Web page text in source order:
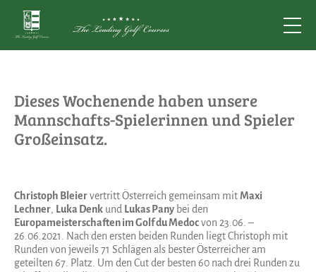
Dieses Wochenende haben unsere
Mannschafts-Spielerinnen und Spieler
Großeinsatz.
Christoph Bleiervertritt Österreich gemeinsam mit Maxi
Lechner
Luka Denk und Lukas Pany bei den
Europameisterschaften im Golf du Medocvon 23.06. –
26.06.2021. Nach den ersten beiden Runden liegt Christoph mit
Runden von jeweils 71 Schlägen als bester Österreicher am
geteilten 67. Platz. Um den Cut der besten 60 nach drei Runden zu